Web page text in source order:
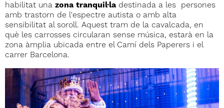
habilitat una zona tranquil·la destinada a les persones
amb trastorn de l'espectre autista o amb alta
sensibilitat al soroll. Aquest tram de la cavalcada, en
què les carrosses circularan sense música, estarà en la
zona àmplia ubicada entre el Camí dels Paperers i el
carrer Barcelona.